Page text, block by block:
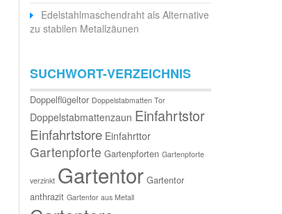
Edelstahlmaschendraht als Alternative
zu stabilen Metallzäunen
SUCHWORT-VERZEICHNIS
Doppelflügeltor Doppelstabmatten Tor
Doppelstabmattenzaun Einfahrtstor
Einfahrtstore Einfahrttor
Gartenpforte Gartenpforten Gartenpforte
verzinkt Gartentor Gartentor
anthrazit Gartentor aus Metall